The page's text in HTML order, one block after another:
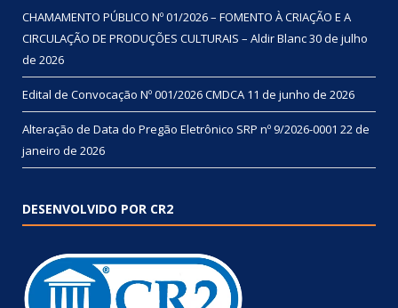
CHAMAMENTO PÚBLICO Nº 01/2026 – FOMENTO À CRIAÇÃO E A
CIRCULAÇÃO DE PRODUÇÕES CULTURAIS – Aldir Blanc30 de julho
de 2026
Edital de Convocação Nº 001/2026 CMDCA 11 de junho de 2026
Alteração de Data do Pregão Eletrônico SRP nº 9/2026-0001 22 de
janeiro de 2026
DESENVOLVIDO POR CR2